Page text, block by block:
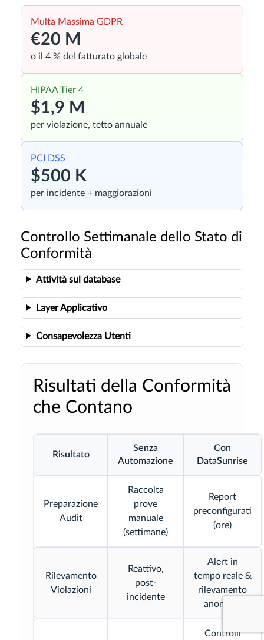
Multa Massima GDPR
€20 M
o il 4 % del fatturato globale
HIPAA Tier 4
$1,9 M
per violazione, tetto annuale
PCI DSS
$500 K
per incidente + maggiorazioni
Controllo Settimanale dello Stato di
Conformità
Attività sul database
Layer Applicativo
Consapevolezza Utenti
Risultati della Conformità
che Contano
Risultato
Senza
Automazione
Con
DataSunrise
Preparazione
Audit
Raccolta
prove
manuale
(settimane)
Report
preconfigurati
(ore)
Rilevamento
Violazioni
Reattivo,
post-
incidente
Alert in
tempo reale &
rilevamento
anomalie
Controlli